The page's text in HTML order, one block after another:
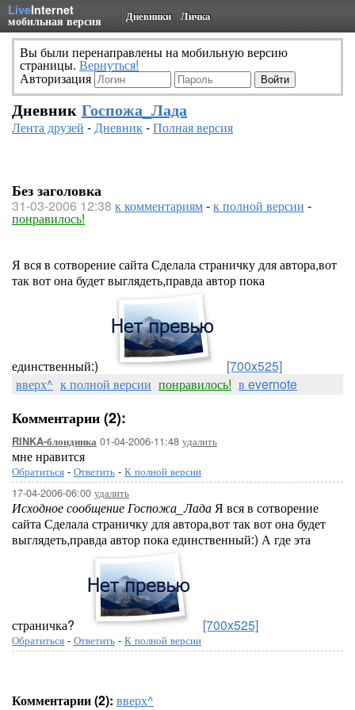
LiveInternet
мобильная версия Дневники Личка
Вы были перенаправлены на мобильную версию
страницы. Вернуться!
Авторизация
Дневник Госпожа_Лада
Лента друзей -Дневник-Полная версия
Без заголовка
31-03-2006 12:38 к комментариям-к полной версии -
понравилось!
Я вся в сотворение сайта Сделала страничку для автора,вот
так вот она будет выглядеть,правда автор пока
единственный:)
[700x525]
вверх^ к полной версии понравилось! в evernote
Комментарии (2):
RINKA-блондинка 01-04-2006-11:48 удалить
мне нравится
Обратиться - Ответить - К полной версии
17-04-2006-06:00 удалить
Исходное сообщение Госпожа_ЛадаЯ вся в сотворение
сайта Сделала страничку для автора,вот так вот она будет
выглядеть,правда автор пока единственный:) А где эта
страничка? [700x525]
Обратиться - Ответить - К полной версии
Комментарии (2): вверх^